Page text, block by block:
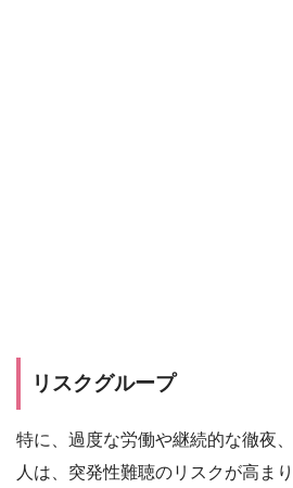
リスクグループ
特に、過度な労働や継続的な徹夜、
人は、突発性難聴のリスクが高まり